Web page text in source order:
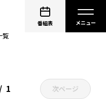
番組表
覧
1 次ページ